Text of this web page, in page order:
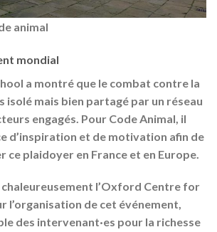
animal
mondial
a montré que le combat contre la
isolé mais bien partagé par un réseau
engagés . Pour Code Animal, il
d’inspiration et de motivation afin de
plaidoyer en France et en Europe.
l’Oxford Centre for
l’organisation de cet événement,
des intervenant·es pour la richesse